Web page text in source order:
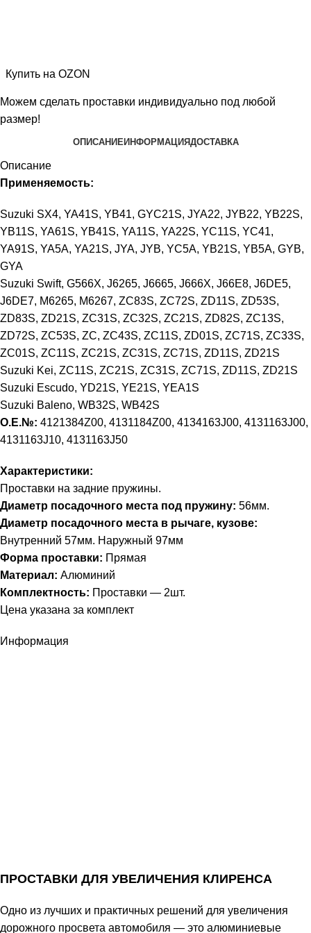
Купить на OZON
Можем сделать проставки индивидуально под любой
размер!
ОПИСАНИЕИНФОРМАЦИЯДОСТАВКА
Описание
Применяемость:
Suzuki SX4, YA41S, YB41, GYC21S, JYA22, JYB22, YB22S,
YB11S, YA61S, YB41S, YA11S, YA22S, YC11S, YC41,
YA91S, YA5A, YA21S, JYA, JYB, YC5A, YB21S, YB5A, GYB,
GYA
Suzuki Swift, G566X, J6265, J6665, J666X, J66E8, J6DE5,
J6DE7, M6265, M6267, ZC83S, ZC72S, ZD11S, ZD53S,
ZD83S, ZD21S, ZC31S, ZC32S, ZC21S, ZD82S, ZC13S,
ZD72S, ZC53S, ZC, ZC43S, ZC11S, ZD01S, ZC71S, ZC33S,
ZC01S, ZC11S, ZC21S, ZC31S, ZC71S, ZD11S, ZD21S
Suzuki Kei, ZC11S, ZC21S, ZC31S, ZC71S, ZD11S, ZD21S
Suzuki Escudo, YD21S, YE21S, YEA1S
Suzuki Baleno, WB32S, WB42S
О.Е.№: 4121384Z00, 4131184Z00, 4134163J00, 4131163J00,
4131163J10, 4131163J50
Характеристики:
Проставки на задние пружины.
Диаметр посадочного места под пружину: 56мм.
Диаметр посадочного места в рычаге, кузове:
Внутренний 57мм. Наружный 97мм
Форма проставки: Прямая
Материал: Алюминий
Комплектность: Проставки — 2шт.
Цена указана за комплект
Информация
ПРОСТАВКИ ДЛЯ УВЕЛИЧЕНИЯ КЛИРЕНСА
Одно из лучших и практичных решений для увеличения
дорожного просвета автомобиля — это алюминиевые